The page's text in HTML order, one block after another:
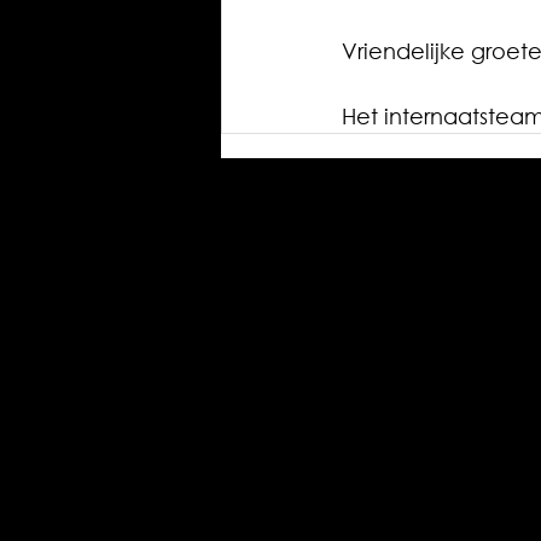
Vriendelijke
Het